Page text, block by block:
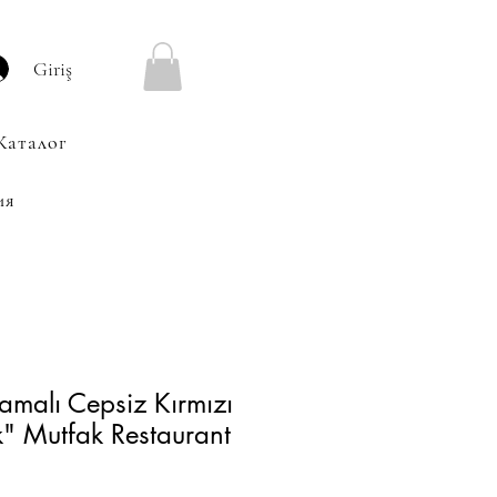
Giriş
Cepsiz Kırmızı
Mutfak Restaurant